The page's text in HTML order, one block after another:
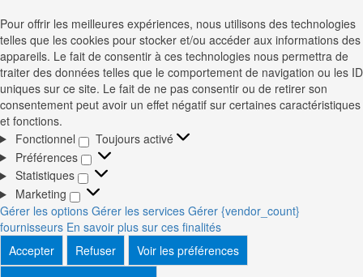
Pour offrir les meilleures expériences, nous utilisons des technologies
telles que les cookies pour stocker et/ou accéder aux informations des
appareils. Le fait de consentir à ces technologies nous permettra de
traiter des données telles que le comportement de navigation ou les ID
uniques sur ce site. Le fait de ne pas consentir ou de retirer son
consentement peut avoir un effet négatif sur certaines caractéristiques
et fonctions.
Fonctionnel
Fonctionnel
Toujours activé
Préférences
Préférences
Statistiques
Marketing
Gérer les options Gérer les services Gérer {vendor_count}
fournisseurs En savoir plus sur ces finalités
Accepter
Refuser
Voir les préférences